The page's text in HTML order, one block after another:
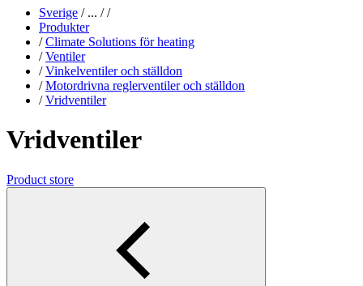
Sverige /... / /
Produkter
/ Climate Solutions för heating
/ Ventiler
/ Vinkelventiler och ställdon
/ Motordrivna reglerventiler och ställdon
/ Vridventiler
Vridventiler
Product store